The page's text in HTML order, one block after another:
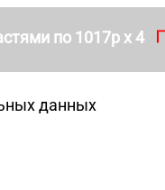
по 1017р х 4
данных